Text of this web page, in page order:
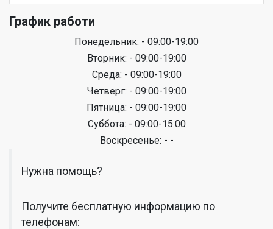
График работи
Понедельник: - 09:00-19:00
Вторник: - 09:00-19:00
Среда: - 09:00-19:00
Четверг: - 09:00-19:00
Пятница: - 09:00-19:00
Суббота: - 09:00-15:00
Воскресенье: - -
Нужна помощь?
Получите бесплатную информацию по
телефонам: